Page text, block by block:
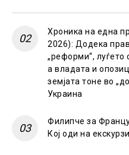
Хроника на една
2026): Додека
„реформи“, луѓето
а владата и
земјата тоне во
Украина
Филипче за
Кој оди на